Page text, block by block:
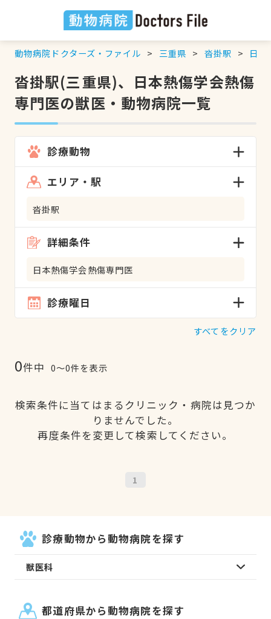
動物病院ドクターズ・ファイル 三重県 沓掛駅 日本
沓掛駅(三重県)、日本熱傷学会熱傷
専門医の獣医・動物病院一覧
診療動物
エリア・駅
沓掛駅
詳細条件
日本熱傷学会熱傷専門医
診療曜日
すべてをクリア
0件中 0〜0件を表示
検索条件に当てはまるクリニック・病院は見つか
りませんでした。
再度条件を変更して検索してください。
1
診療動物から動物病院を探す
獣医科
都道府県から動物病院を探す